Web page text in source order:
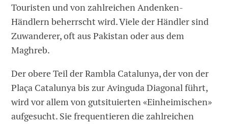
Touristen und von zahlreichen Andenken-
Händlern beherrscht wird. Viele der Händler sind
Zuwanderer, oft aus Pakistan oder aus dem
Maghreb.
Der obere Teil der Rambla Catalunya, der von der
Plaça Catalunya bis zur Avinguda Diagonal führt,
wird vor allem von gutsituierten «Einheimischen»
aufgesucht. Sie frequentieren die zahlreichen